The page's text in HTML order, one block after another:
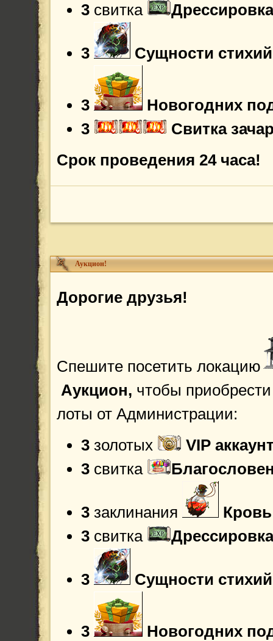
3 свитка
3 Сущности стихий
3
Новогодних
3
Свитка
Срок проведения 24 часа!
Аукцион!
Дорогие друзья!
Спешите посетить локацию
Аукцион, чтобы
лоты от Администрации:
3 золотых
VIP
3 свитка
3 заклинания
3 свитка
3 Сущности стихий
3
Новогодних